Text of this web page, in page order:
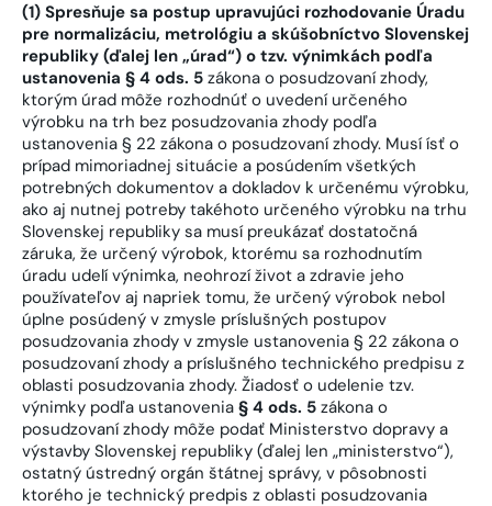
(1) Spresňuje sa postup upravujúci rozhodovanie Úradu
pre normalizáciu, metrológiu a skúšobníctvo Slovenskej
republiky (ďalej len „úrad“) o tzv. výnimkách podľa
ustanovenia § 4 ods. 5 zákona o posudzovaní zhody,
ktorým úrad môže rozhodnúť o uvedení určeného
výrobku na trh bez posudzovania zhody podľa
ustanovenia § 22 zákona o posudzovaní zhody. Musí ísť o
prípad mimoriadnej situácie a posúdením všetkých
potrebných dokumentov a dokladov k určenému výrobku,
ako aj nutnej potreby takéhoto určeného výrobku na trhu
Slovenskej republiky sa musí preukázať dostatočná
záruka, že určený výrobok, ktorému sa rozhodnutím
úradu udelí výnimka, neohrozí život a zdravie jeho
používateľov aj napriek tomu, že určený výrobok nebol
úplne posúdený v zmysle príslušných postupov
posudzovania zhody v zmysle ustanovenia § 22 zákona o
posudzovaní zhody a príslušného technického predpisu z
oblasti posudzovania zhody. Žiadosť o udelenie tzv.
výnimky podľa ustanovenia § 4 ods. 5 zákona o
posudzovaní zhody môže podať Ministerstvo dopravy a
výstavby Slovenskej republiky (ďalej len „ministerstvo“),
ostatný ústredný orgán štátnej správy, v pôsobnosti
ktorého je technický predpis z oblasti posudzovania